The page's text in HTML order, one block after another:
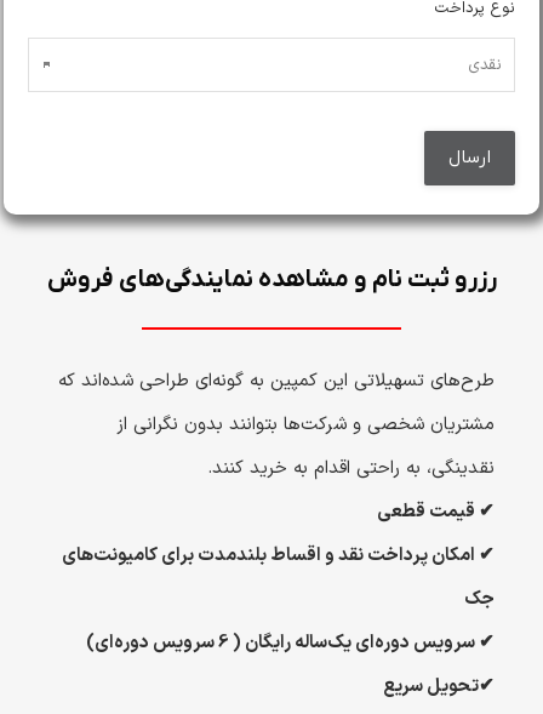
نوع پرداخت
رزرو ثبت نام و مشاهده نمایندگی‌های فروش
طرح‌های تسهیلاتی این کمپین به گونه‌ای طراحی شده‌اند که
مشتریان شخصی و شرکت‌ها بتوانند بدون نگرانی از
نقدینگی، به راحتی اقدام به خرید کنند.
✔ قیمت قطعی
✔ امکان پرداخت نقد و اقساط بلندمدت برای کامیونت‌های
جک
✔ سرویس دوره‌ای یک‌ساله رایگان ( 6 سرویس دوره‌ای)
✔تحویل سریع